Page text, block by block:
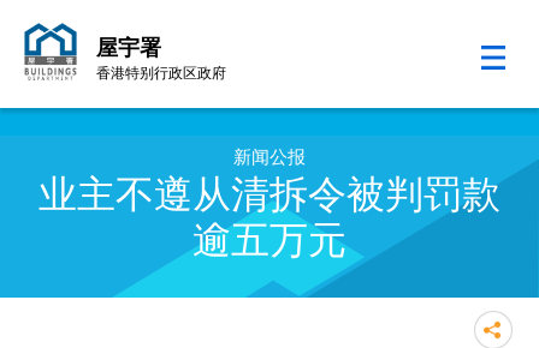
屋宇署
香港特别行政区政府
新闻公报
业主不遵从清拆令被判罚款
逾五万元